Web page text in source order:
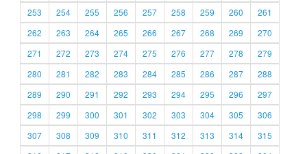
253
254 255 256 257 258 259 260
261
262
263 264 265 266 267 268 269
270
271
272 273 274 275 276 277 278
279
280
281 282 283 284 285 286 287
288
289
290 291 292 293 294 295 296
297
298
299 300 301 302 303 304 305
306
307
308 309 310 311 312 313 314
315